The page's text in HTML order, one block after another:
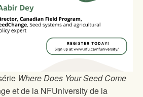
Where Does Your Seed Come
et de la NFUniversity de la